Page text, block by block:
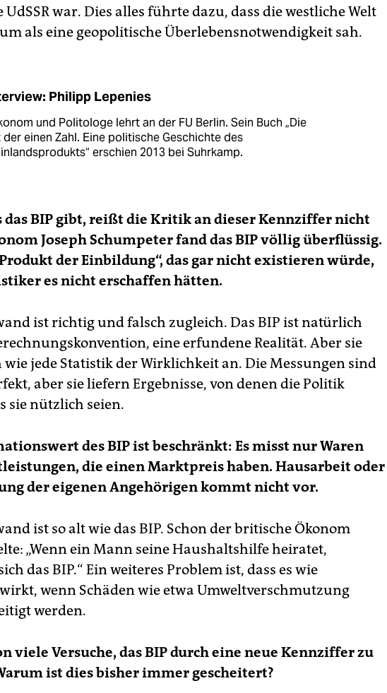
UdSSR war. Dies alles führte dazu, dass die westliche Welt
als eine geopolitische Überlebensnotwendigkeit sah.
Philipp Lepenies
und Politologe lehrt an der FU Berlin. Sein Buch „Die
der einen Zahl. Eine politische Geschichte des
erschien 2013 bei Suhrkamp.
das BIP gibt, reißt die Kritik an dieser Kennziffer nicht
Joseph Schumpeter fand das BIP völlig überflüssig.
Produkt der Einbildung“, das gar nicht existieren würde,
es nicht erschaffen hätten.
ist richtig und falsch zugleich. Das BIP ist natürlich
eine erfundene Realität. Aber sie
jede Statistik der Wirklichkeit an. Die Messungen sind
aber sie liefern Ergebnisse, von denen die Politik
sie nützlich seien.
des BIP ist beschränkt: Es misst nur Waren
die einen Marktpreis haben. Hausarbeit oder
der eigenen Angehörigen kommt nicht vor.
ist so alt wie das BIP. Schon der britische Ökonom
„Wenn ein Mann seine Haushaltshilfe heiratet,
das BIP.“ Ein weiteres Problem ist, dass es wie
wenn Schäden wie etwa Umweltverschmutzung
werden.
viele Versuche, das BIP durch eine neue Kennziffer zu
ist dies bisher immer gescheitert?